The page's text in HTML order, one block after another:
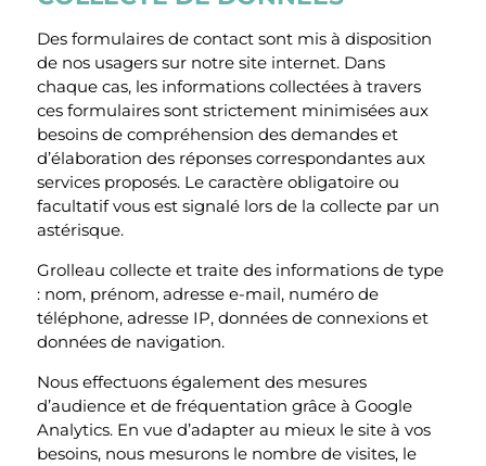
Des formulaires de contact sont mis à disposition
de nos usagers sur notre site internet. Dans
chaque cas, les informations collectées à travers
ces formulaires sont strictement minimisées aux
besoins de compréhension des demandes et
d’élaboration des réponses correspondantes aux
services proposés. Le caractère obligatoire ou
facultatif vous est signalé lors de la collecte par un
astérisque.
Grolleau collecte et traite des informations de type
: nom, prénom, adresse e-mail, numéro de
téléphone, adresse IP, données de connexions et
données de navigation.
Nous effectuons également des mesures
d’audience et de fréquentation grâce à Google
Analytics. En vue d’adapter au mieux le site à vos
besoins, nous mesurons le nombre de visites, le